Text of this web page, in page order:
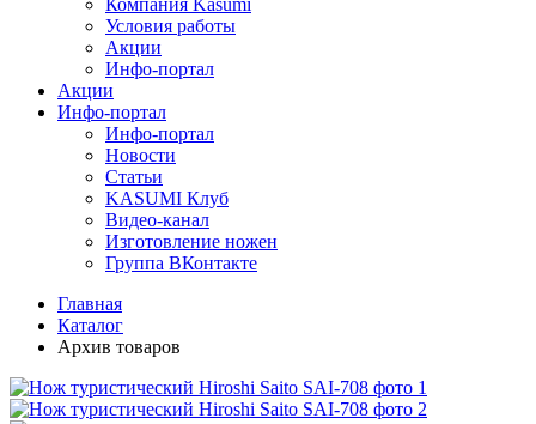
Условия работы
Акции
Инфо-портал
Акции
Инфо-портал
Инфо-портал
Новости
Статьи
KASUMI Клуб
Видео-канал
Изготовление ножен
Группа ВКонтакте
Главная
Каталог
Архив товаров